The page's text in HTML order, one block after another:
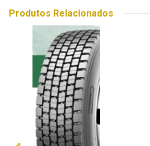
Produtos Relacionados